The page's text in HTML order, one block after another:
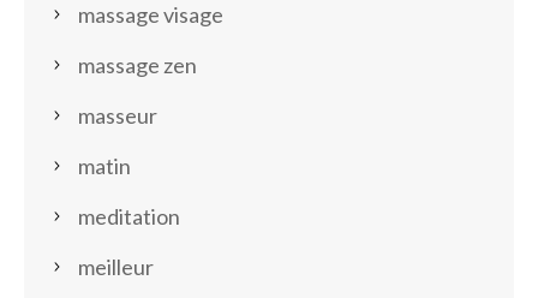
massage visage
massage zen
masseur
matin
meditation
meilleur